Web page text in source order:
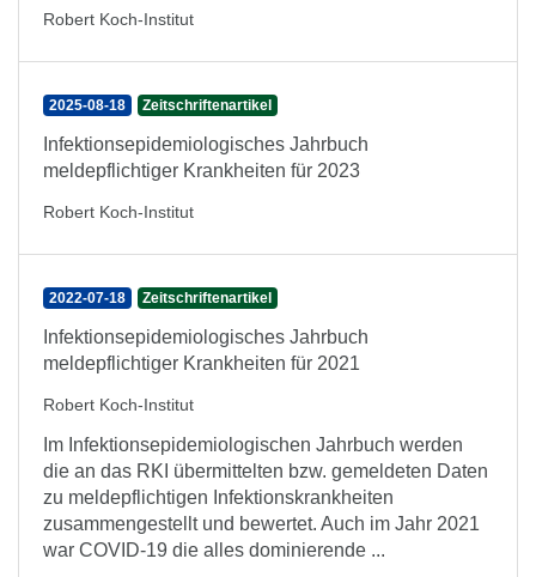
Robert Koch-Institut
2025-08-18 Zeitschriftenartikel
Infektionsepidemiologisches Jahrbuch
meldepflichtiger Krankheiten für 2023
Robert Koch-Institut
2022-07-18 Zeitschriftenartikel
Infektionsepidemiologisches Jahrbuch
meldepflichtiger Krankheiten für 2021
Robert Koch-Institut
Im Infektionsepidemiologischen Jahrbuch werden
die an das RKI übermittelten bzw. gemeldeten Daten
zu meldepflichtigen Infektionskrankheiten
zusammengestellt und bewertet. Auch im Jahr 2021
war COVID-19 die alles dominierende ...